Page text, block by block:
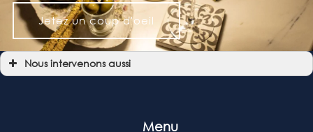
Jetez un coup d'oeil
Nous intervenons aussi
Menu